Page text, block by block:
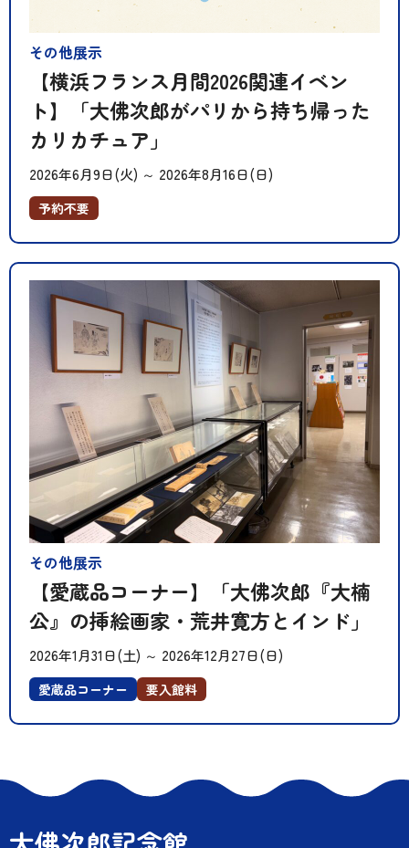
【横浜フランス月間2026関連イベン
ト】「大佛次郎がパリから持ち帰った
カリカチュア」
その他展示
2026年6月9日(火) ～ 2026年8月16日(日)
予約不要
【愛蔵品コーナー】「大佛次郎『大楠
公』の挿絵画家・荒井寛方とインド」
その他展示
2026年1月31日(土) ～ 2026年12月27日(日)
愛蔵品コーナー 要入館料